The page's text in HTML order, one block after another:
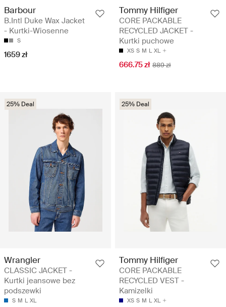
Barbour
B.Intl Duke Wax Jacket
- Kurtki-Wiosenne
S
1659 zł
Tommy Hilfiger
CORE PACKABLE
RECYCLED JACKET -
Kurtki puchowe
XS S M L XL
666.75 zł 889 zł
25% Deal
Wrangler
CLASSIC JACKET -
Kurtki jeansowe bez
podszewki
S M L XL
25% Deal
Tommy Hilfiger
CORE PACKABLE
RECYCLED VEST -
Kamizelki
XS S M L XL